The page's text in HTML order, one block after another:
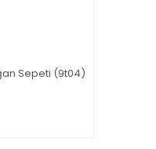
Sepeti (9t04)